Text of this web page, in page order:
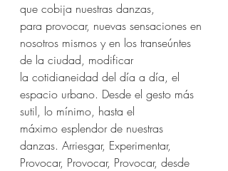
que cobija nuestras danzas,
para provocar, nuevas sensaciones en
nosotros mismos y en los transeúntes
de la ciudad, modificar
la cotidianeidad del día a día, el
espacio urbano. Desde el gesto más
sutil, lo mínimo, hasta el
máximo esplendor de nuestras
danzas. Arriesgar, Experimentar,
Provocar, Provocar, Provocar, desde